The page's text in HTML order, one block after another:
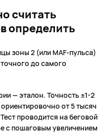
считать
определить
зоны 2 (или MAF-пульса)
до самого
— эталон. Точность ±1-2
от 5 тысяч
проводится на беговой
с пошаговым увеличением